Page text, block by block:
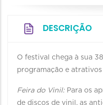
DESCRIÇÃO
O festival chega à sua
programação e atrativos
Feira do Vinil: Para os
de discos de vinil, as